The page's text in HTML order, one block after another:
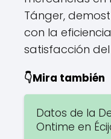
Tánger,
con la
satisfacción del
👇Mira también
Datos de la
Ontime en